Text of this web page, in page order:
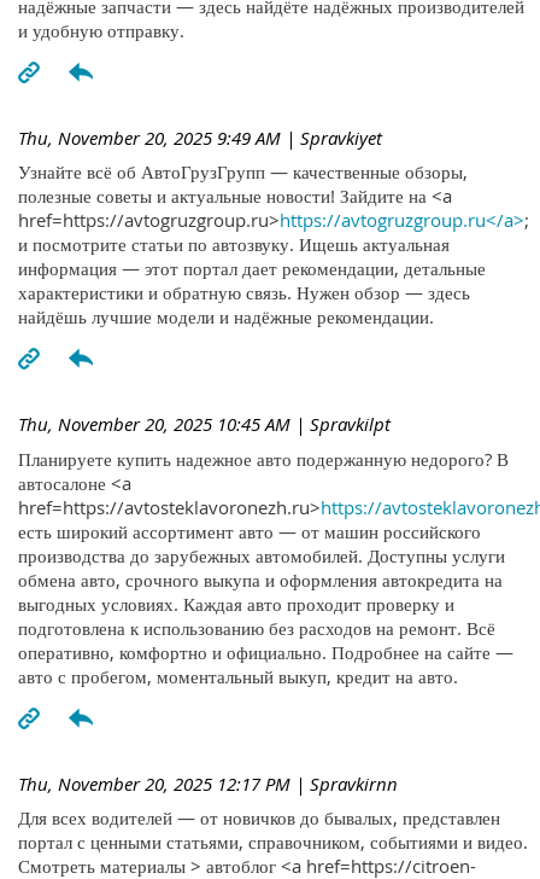
надёжные запчасти — здесь найдёте надёжных производителей
и удобную отправку.
Thu, November 20, 2025 9:49 AM | Spravkiyet
Узнайте всё об АвтоГрузГрупп — качественные обзоры,
полезные советы и актуальные новости! Зайдите на <a
href=https://avtogruzgroup.ru>https://avtogruzgroup.ru</a>;
и посмотрите статьи по автозвуку. Ищешь актуальная
информация — этот портал дает рекомендации, детальные
характеристики и обратную связь. Нужен обзор — здесь
найдёшь лучшие модели и надёжные рекомендации.
Thu, November 20, 2025 10:45 AM | Spravkilpt
Планируете купить надежное авто подержанную недорого? В
автосалоне <a
href=https://avtosteklavoronezh.ru>https://
есть широкий ассортимент авто — от машин российского
производства до зарубежных автомобилей. Доступны услуги
обмена авто, срочного выкупа и оформления автокредита на
выгодных условиях. Каждая авто проходит проверку и
подготовлена к использованию без расходов на ремонт. Всё
оперативно, комфортно и официально. Подробнее на сайте —
авто с пробегом, моментальный выкуп, кредит на авто.
Thu, November 20, 2025 12:17 PM | Spravkirnn
Для всех водителей — от новичков до бывалых, представлен
портал с ценными статьями, справочником, событиями и видео.
Смотреть материалы > автоблог <a href=https://citroen-